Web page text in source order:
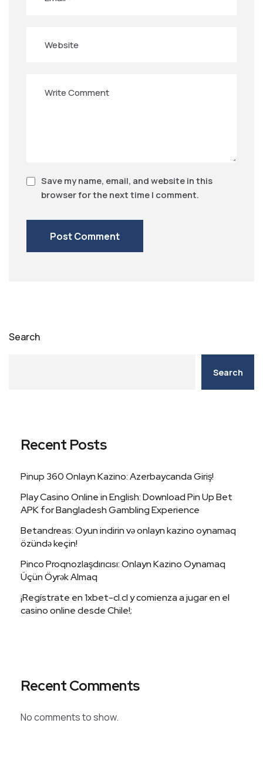
Save my name, email, and website in this
browser for the next time I comment.
Search
Search
Recent Posts
Pinup 360 Onlayn Kazino: Azerbaycanda Giriş!
Play Casino Online in English: Download Pin Up Bet
APK for Bangladesh Gambling Experience
Betandreas: Oyun indirin və onlayn kazino oynamaq
özündə keçin!
Pinco Proqnozlaşdırıcısı: Onlayn Kazino Oynamaq
Üçün Öyrək Almaq
¡Regístrate en 1xbet-cl.cl y comienza a jugar en el
casino online desde Chile!;
Recent Comments
No comments to show.